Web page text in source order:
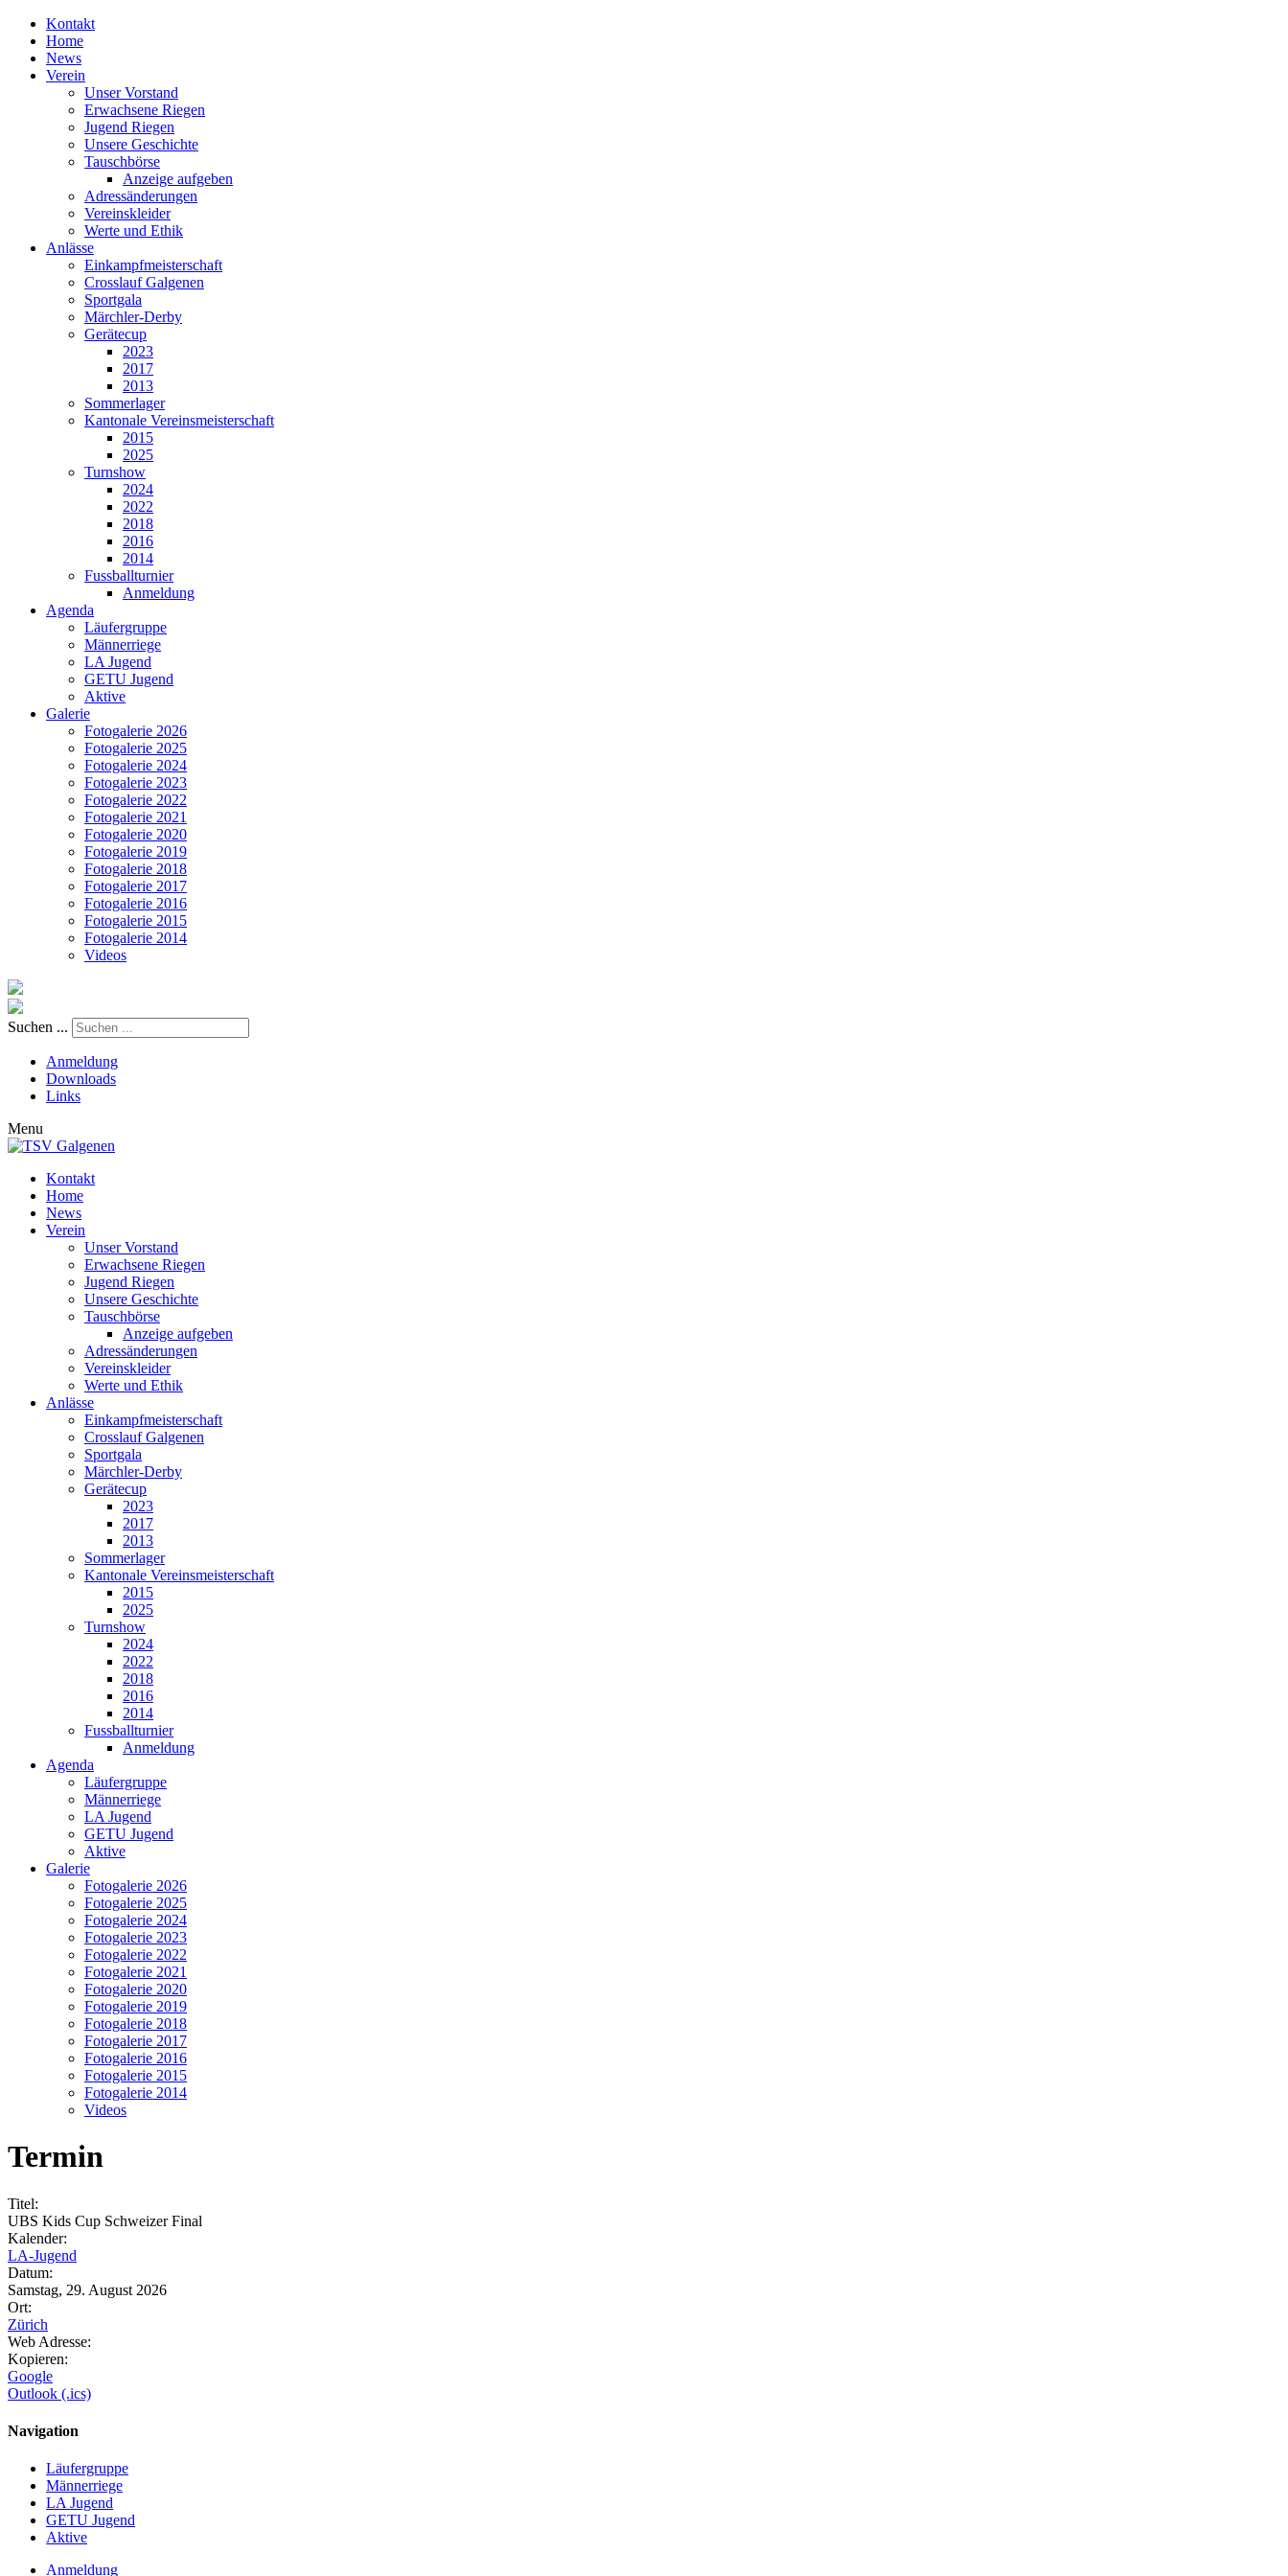
Kontakt
Home
News
Verein
Unser Vorstand
Erwachsene Riegen
Jugend Riegen
Unsere Geschichte
Tauschbörse
Anzeige aufgeben
Adressänderungen
Vereinskleider
Werte und Ethik
Anlässe
Einkampfmeisterschaft
Crosslauf Galgenen
Sportgala
Märchler-Derby
Gerätecup
2023
2017
2013
Sommerlager
Kantonale Vereinsmeisterschaft
2015
2025
Turnshow
2024
2022
2018
2016
2014
Fussballturnier
Anmeldung
Agenda
Läufergruppe
Männerriege
LA Jugend
GETU Jugend
Aktive
Galerie
Fotogalerie 2026
Fotogalerie 2025
Fotogalerie 2024
Fotogalerie 2023
Fotogalerie 2022
Fotogalerie 2021
Fotogalerie 2020
Fotogalerie 2019
Fotogalerie 2018
Fotogalerie 2017
Fotogalerie 2016
Fotogalerie 2015
Fotogalerie 2014
Videos
Suchen ...
Anmeldung
Downloads
Links
Menu
Kontakt
Home
News
Verein
Unser Vorstand
Erwachsene Riegen
Jugend Riegen
Unsere Geschichte
Tauschbörse
Anzeige aufgeben
Adressänderungen
Vereinskleider
Werte und Ethik
Anlässe
Einkampfmeisterschaft
Crosslauf Galgenen
Sportgala
Märchler-Derby
Gerätecup
2023
2017
2013
Sommerlager
Kantonale Vereinsmeisterschaft
2015
2025
Turnshow
2024
2022
2018
2016
2014
Fussballturnier
Anmeldung
Agenda
Läufergruppe
Männerriege
LA Jugend
GETU Jugend
Aktive
Galerie
Fotogalerie 2026
Fotogalerie 2025
Fotogalerie 2024
Fotogalerie 2023
Fotogalerie 2022
Fotogalerie 2021
Fotogalerie 2020
Fotogalerie 2019
Fotogalerie 2018
Fotogalerie 2017
Fotogalerie 2016
Fotogalerie 2015
Fotogalerie 2014
Videos
Termin
Titel:
UBS Kids Cup Schweizer Final
Kalender:
LA-Jugend
Datum:
Samstag, 29. August 2026
Ort:
Zürich
Web Adresse:
Kopieren:
Google
Outlook (.ics)
Navigation
Läufergruppe
Männerriege
LA Jugend
GETU Jugend
Aktive
Anmeldung